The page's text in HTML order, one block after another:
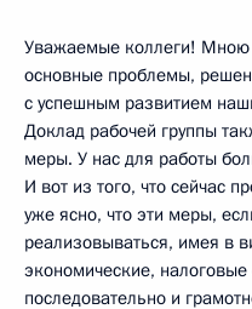
Уважаемые коллеги! Мною
основные проблемы,
с успешным развитием
Доклад рабочей группы
меры. У нас для работы
И вот из того, что сейчас
уже ясно, что эти меры,
реализовываться, имея в
экономические,
последовательно и